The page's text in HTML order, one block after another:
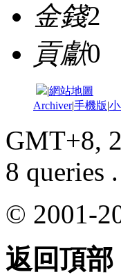
金錢2
貢獻0
|網站地圖
Archiver|手機版|
GMT+8,
8 queries .
© 2001-
返回頂部